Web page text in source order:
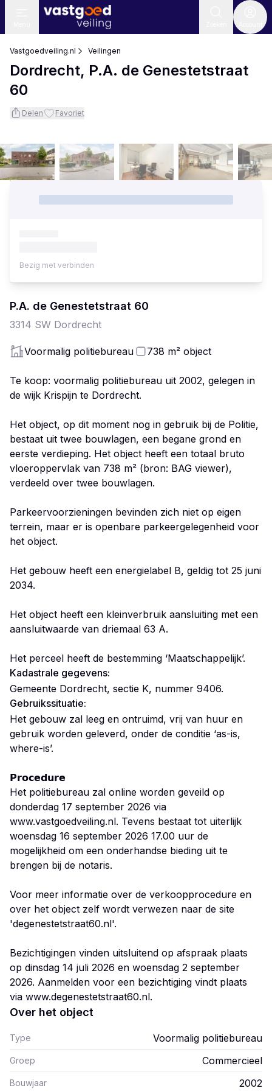
Vastgoedveiling.nl Veilingen
Dordrecht, P.A. de Genestetstraat
60
Delen Favoriet
P.A. de Genestetstraat 60
3314 SW Dordrecht
Voormalig politiebureau 738 m² object
Te koop: voormalig politiebureau uit 2002, gelegen in
de wijk Krispijn te Dordrecht.
Het object, op dit moment nog in gebruik bij de Politie,
bestaat uit twee bouwlagen, een begane grond en
eerste verdieping. Het object heeft een totaal bruto
vloeroppervlak van 738 m² (bron: BAG viewer),
verdeeld over twee bouwlagen.
Parkeervoorzieningen bevinden zich niet op eigen
terrein, maar er is openbare parkeergelegenheid voor
het object.
Het gebouw heeft een energielabel B, geldig tot 25 juni
2034.
Het object heeft een kleinverbruik aansluiting met een
aansluitwaarde van driemaal 63 A.
Het perceel heeft de bestemming ‘Maatschappelijk’.
Kadastrale gegevens:
Gemeente Dordrecht, sectie K, nummer 9406.
Gebruikssituatie:
Het gebouw zal leeg en ontruimd, vrij van huur en
gebruik worden geleverd, onder de conditie ‘as-is,
where-is’.
𝗣𝗿𝗼𝗰𝗲𝗱𝘂𝗿𝗲
Het politiebureau zal online worden geveild op
donderdag 17 september 2026 via
www.vastgoedveiling.nl. Tevens bestaat tot uiterlijk
woensdag 16 september 2026 17.00 uur de
mogelijkheid om een onderhandse bieding uit te
brengen bij de notaris.
Voor meer informatie over de verkoopprocedure en
over het object zelf wordt verwezen naar de site
'degenestetstraat60.nl'.
Bezichtigingen vinden uitsluitend op afspraak plaats
op dinsdag 14 juli 2026 en woensdag 2 september
2026. Aanmelden voor een bezichtiging vindt plaats
via www.degenestetstraat60.nl.
Over het object
Type Voormalig politiebureau
Groep Commercieel
Bouwjaar 2002
Bezig met verbinden